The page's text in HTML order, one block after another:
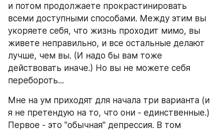
и потом продолжаете прокрастинировать
всеми доступными способами. Между этим вы
укоряете себя, что жизнь проходит мимо, вы
живете неправильно, и все остальные делают
лучше, чем вы. (И надо бы вам тоже
действовать иначе.) Но вы не можете себя
перебороть...
Мне на ум приходят для начала три варианта (и
я не претендую на то, что они - единственные.)
Первое - это "обычная" депрессия. В том